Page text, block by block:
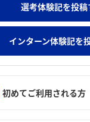
ンキング みんなの
選考体験記を投稿
インターン体験記を
初めてご利用される方